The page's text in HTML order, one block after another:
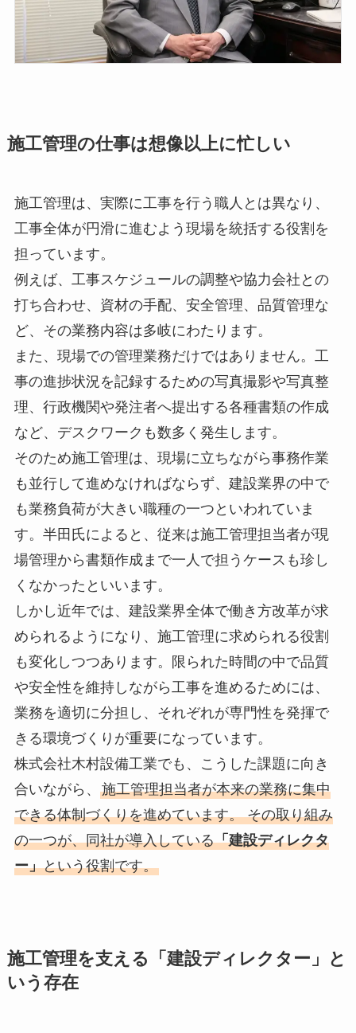
施工管理の仕事は想像以上に忙しい
施工管理は、実際に工事を行う職人とは異なり、
工事全体が円滑に進むよう現場を統括する役割を
担っています。
例えば、工事スケジュールの調整や協力会社との
打ち合わせ、資材の手配、安全管理、品質管理な
ど、その業務内容は多岐にわたります。
また、現場での管理業務だけではありません。工
事の進捗状況を記録するための写真撮影や写真整
理、行政機関や発注者へ提出する各種書類の作成
など、デスクワークも数多く発生します。
そのため施工管理は、現場に立ちながら事務作業
も並行して進めなければならず、建設業界の中で
も業務負荷が大きい職種の一つといわれていま
す。半田氏によると、従来は施工管理担当者が現
場管理から書類作成まで一人で担うケースも珍し
くなかったといいます。
しかし近年では、建設業界全体で働き方改革が求
められるようになり、施工管理に求められる役割
も変化しつつあります。限られた時間の中で品質
や安全性を維持しながら工事を進めるためには、
業務を適切に分担し、それぞれが専門性を発揮で
きる環境づくりが重要になっています。
株式会社木村設備工業でも、こうした課題に向き
合いながら、 施工管理担当者が本来の業務に集中
できる体制づくりを進めています。 その取り組み
の一つが、同社が導入している「建設ディレクタ
ー」という役割です。
施工管理を支える「建設ディレクター」と
いう存在